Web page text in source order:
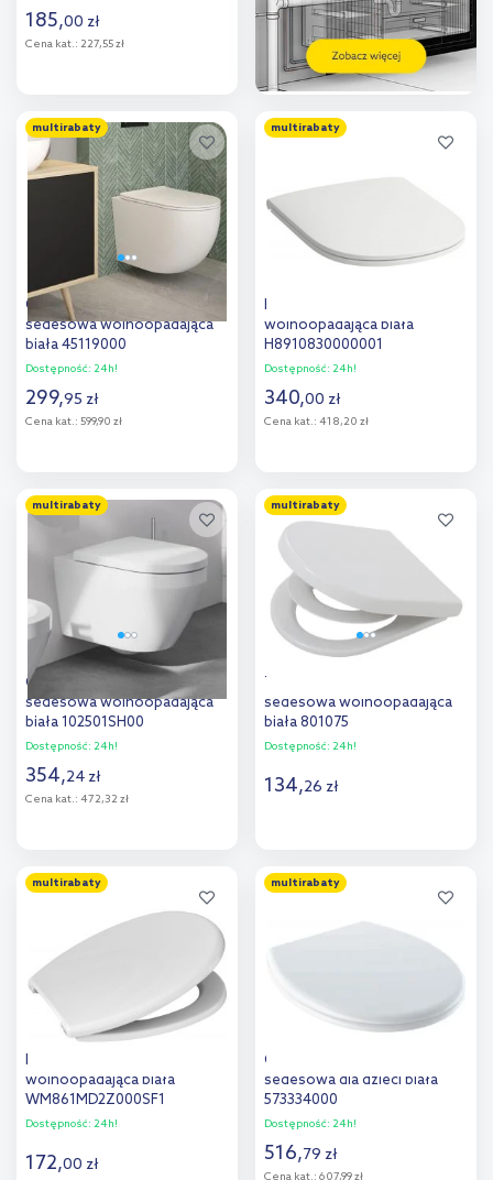
185,00 zł
Cena kat.: 227,55 zł
Dodaj do
porównania
multirabaty
Oltens Hamnes deska
sedesowa wolnoopadająca
biała 45119000
Dostępność: 24h!
299,95 zł
Cena kat.: 599,90 zł
Dodaj do
porównania
multirabaty
Laufen Lua deska sedesowa
wolnoopadająca biała
H8910830000001
Dostępność: 24h!
340,00 zł
Cena kat.: 418,20 zł
Dodaj do
multirabaty
Grohe Euro Ceramic deska
sedesowa wolnoopadająca
biała 102501SH00
Dostępność: 24h!
354,24 zł
Cena kat.: 472,32 zł
Dodaj do
porównania
multirabaty
Tiger Turley Family deska
sedesowa wolnoopadająca
biała 801075
Dostępność: 24h!
134,26 zł
Dodaj do
porównania
multirabaty
Roca Zoom deska sedesowa
wolnoopadająca biała
WM861MD2Z000SF1
Dostępność: 24h!
172,00 zł
multirabaty
Geberit Bambini deska
sedesowa dla dzieci biała
573334000
Dostępność: 24h!
516,79 zł
Cena kat.: 607,99 zł